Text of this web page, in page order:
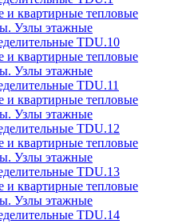
и квартирные тепловые
Узлы этажные
TDU.10
и квартирные тепловые
Узлы этажные
TDU.11
и квартирные тепловые
Узлы этажные
TDU.12
и квартирные тепловые
Узлы этажные
TDU.13
и квартирные тепловые
Узлы этажные
TDU.14